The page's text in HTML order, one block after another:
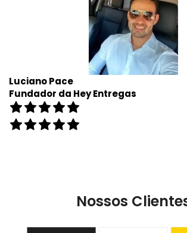
Luciano Pace
Fundador da Hey Entregas
Nossos